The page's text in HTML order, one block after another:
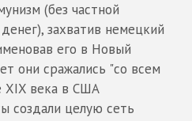
(без частной
захватив немецкий
его в Новый
они сражались "со всем
XIX века в США
создали целую сеть